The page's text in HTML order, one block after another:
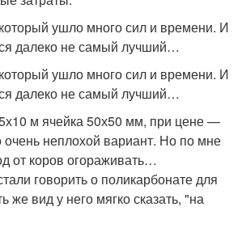
ушло много сил и времени. И
далеко не самый лучший…
ушло много сил и времени. И
далеко не самый лучший…
м ячейка 50х50 мм, при цене —
очень неплохой вариант. Но по мне
от коров огораживать…
говорить о поликарбонате для
же вид у него мягко сказать, "на